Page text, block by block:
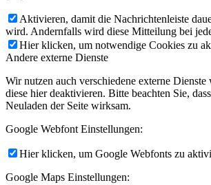
Aktivieren, damit die Nachrichtenleiste
wird. Andernfalls wird diese Mitteilung bei
Hier klicken, um notwendige Cookies zu
Andere externe Dienste
Wir nutzen auch verschiedene externe
diese hier deaktivieren. Bitte beachten Sie,
Neuladen der Seite wirksam.
Google Webfont Einstellungen:
Hier klicken, um Google Webfonts zu
Google Maps Einstellungen: